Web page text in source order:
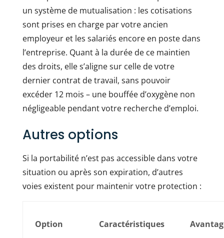
un système de mutualisation : les cotisations
sont prises en charge par votre ancien
employeur et les salariés encore en poste dans
l’entreprise. Quant à la durée de ce maintien
des droits, elle s’aligne sur celle de votre
dernier contrat de travail, sans pouvoir
excéder 12 mois – une bouffée d’oxygène non
négligeable pendant votre recherche d’emploi.
Autres options
Si la portabilité n’est pas accessible dans votre
situation ou après son expiration, d’autres
voies existent pour maintenir votre protection :
Option Caractéristiques